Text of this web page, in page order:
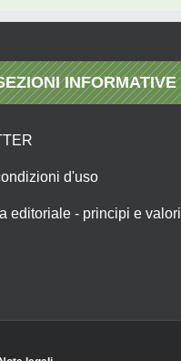
INFORMATIVE
d'uso
editoriale - principi e valori